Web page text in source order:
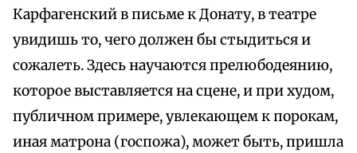
Карфагенский в письме к Донату, в театре
увидишь то, чего должен бы стыдиться и
сожалеть. Здесь научаются прелюбодеянию,
которое выставляется на сцене, и при худом,
публичном примере, увлекающем к порокам,
иная матрона (госпожа), может быть, пришла